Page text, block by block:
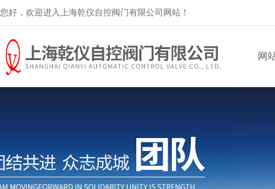
您好，欢迎进入上海乾仪自控阀门有限公司网站！
网